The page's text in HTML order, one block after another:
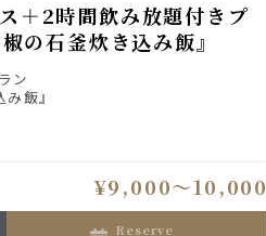
＋2時間飲み放題付きプ
の石釜炊き込み飯』
ン
飯』
¥9,000〜10,000
reserve